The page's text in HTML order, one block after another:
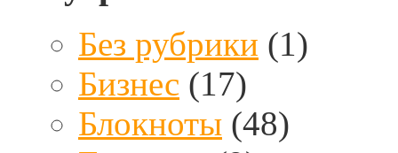
Без рубрики (1)
Бизнес (17)
Блокноты (48)